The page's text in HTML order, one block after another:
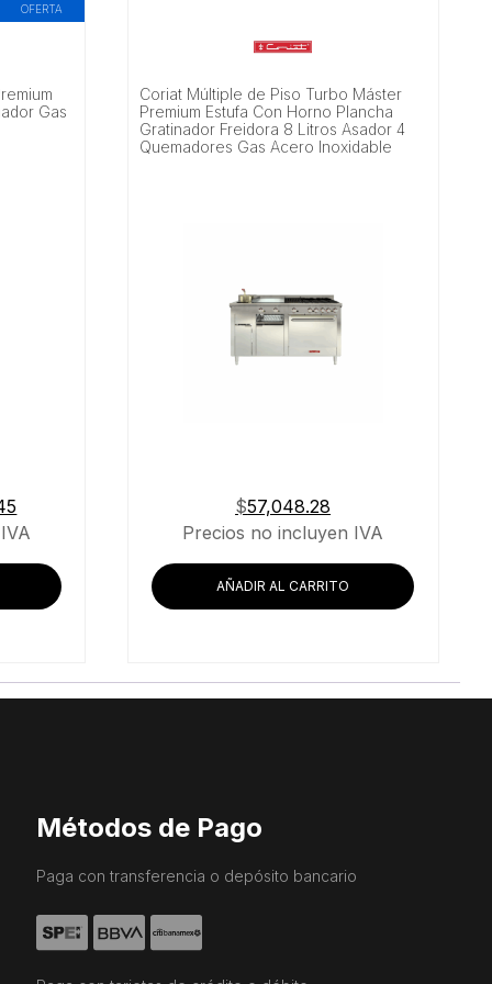
OFERTA
Gas
precio
$7,253.45.
Coriat Múltiple de Piso Turbo Máster
Premium Estufa Con Horno Plancha
Gratinador Freidora 8 Litros Asador 4
Quemadores Gas Acero Inoxidable
$57,048.28
Precios no incluyen IVA
AÑADIR AL CARRITO
Métodos de Pago
Paga con transferencia o depósito bancario